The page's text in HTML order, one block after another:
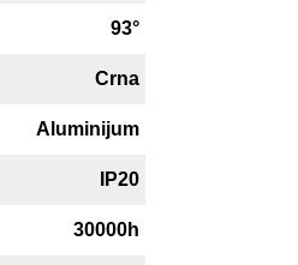
93°
Crna
Aluminijum
IP20
30000h